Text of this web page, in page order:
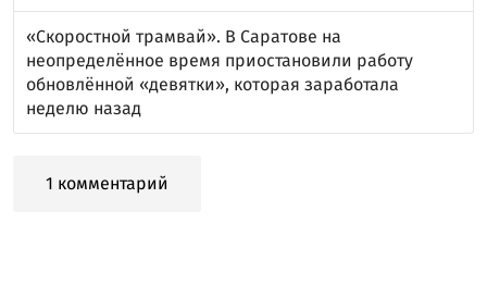
«Скоростной трамвай». В Саратове на
неопределённое время приостановили работу
обновлённой «девятки», которая заработала
неделю назад
1 комментарий